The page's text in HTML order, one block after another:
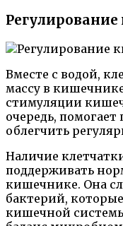
Вместе с водой,
массу в
стимуляции
очередь,
облегчить
Наличие
поддерживать
кишечнике. Она
бактерий,
кишечной